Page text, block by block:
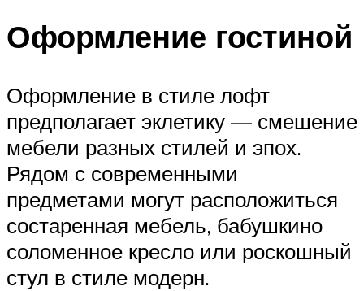
Оформление гостиной
Оформление в стиле лофт
предполагает эклетику — смешение
мебели разных стилей и эпох.
Рядом с современными
предметами могут расположиться
состаренная мебель, бабушкино
соломенное кресло или роскошный
стул в стиле модерн.